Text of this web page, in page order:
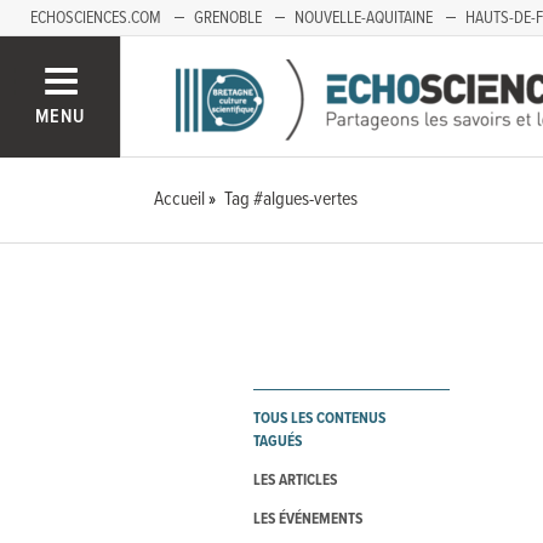
ECHOSCIENCES.COM GRENOBLE NOUVELLE-AQUITAINE HAUTS-DE-
MENU
Accueil Tag #algues-vertes
TOUS LES CONTENUS
TAGUÉS
LES ARTICLES
LES ÉVÉNEMENTS